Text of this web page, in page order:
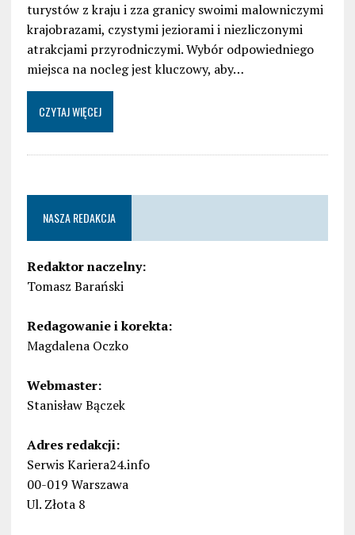
turystów z kraju i zza granicy swoimi malowniczymi
krajobrazami, czystymi jeziorami i niezliczonymi
atrakcjami przyrodniczymi. Wybór odpowiedniego
miejsca na nocleg jest kluczowy, aby…
CZYTAJ WIĘCEJ
NASZA REDAKCJA
Redaktor naczelny:
Tomasz Barański
Redagowanie i korekta:
Magdalena Oczko
Webmaster:
Stanisław Bączek
Adres redakcji:
Serwis Kariera24.info
00-019 Warszawa
Ul. Złota 8